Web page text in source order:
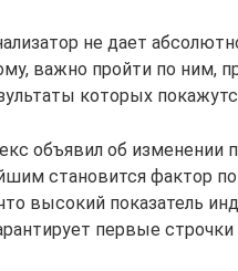
не дает
важно пройти по ним,
которых
объявил об
становится фактор
высокий показатель
первые